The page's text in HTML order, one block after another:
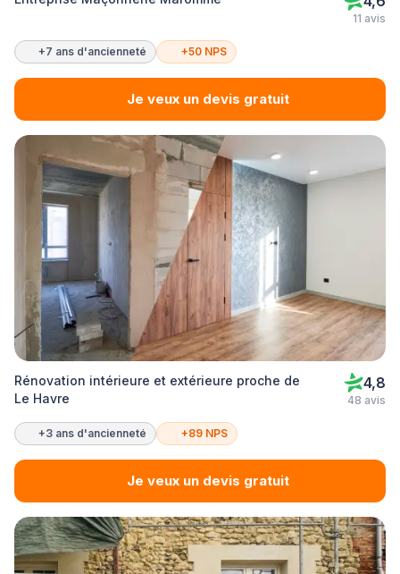
11 avis
+7 ans d'ancienneté +50 NPS
Je veux un devis gratuit
Rénovation intérieure et extérieure proche de
Le Havre
4,8
48 avis
+3 ans d'ancienneté +89 NPS
Je veux un devis gratuit